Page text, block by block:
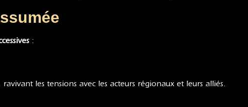
:
les tensions avec les acteurs régionaux et leurs alliés.